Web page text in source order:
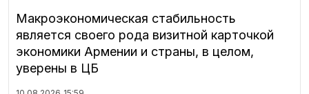
Макроэкономическая стабильность
является своего рода визитной карточкой
экономики Армении и страны, в целом,
уверены в ЦБ